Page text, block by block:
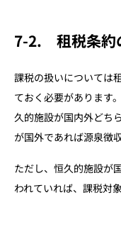
7-2. 租税条約
課税の扱いについては
ておく必要があります
久的施設が国内外どち
が国外であれば源泉徴
ただし、恒久的施設が
われていれば、課税対